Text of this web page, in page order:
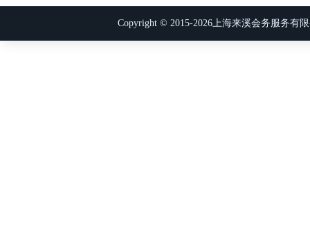
Copyright © 2015-2026上海来溪会务服务有